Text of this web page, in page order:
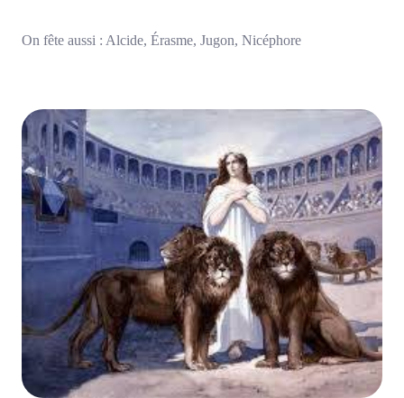
On fête aussi : Alcide, Érasme, Jugon, Nicéphore